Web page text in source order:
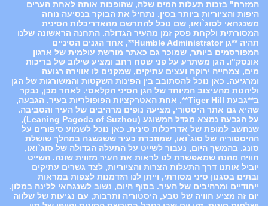
המזרח" בזכות תעלות המים שלה, שהופכות אותה לאחת הערים
היפות והציוריות ביותר בסין. נתחיל את הבוקר בנסיעה נוחה
משנגחאי לסוג`ואו, שם נוכל להתרשם מהאדריכלות הסינית
המסורתית ולקחת פסק זמן מהעיר הגדולה. התחנה הראשונה שלנו
תהיה **גן Humble Administrator**, אחד הגנים הסיניים
המפורסמים ביותר, שמוכר גם כאתר מורשת עולמית של ארגון
אונסק"ו. הגן משתרע על פני שטח רחב ומציע שילוב של בריכות
מים, צמחייה ירוקה ועצים עתיקים, שמקנים לו אווירה רגועה
ומרגיעה. כאן נוכל להסתובב בין הפינות השקטות והמשורגות של הגן
וליהנות מהעיצוב המיוחד של הגן הסיני הקלאסי. לאחר מכן, נבקר
ב**גבעת Tiger Hill**, אחת האטרקציות הפופולריות בעיר. הגבעה,
שהיא גם אתר היסטורי, מציעה נופים מרהיבים של העיר והסביבה.
על הגבעה נמצא מגדל המשוגע (Leaning Pagoda of Suzhou),
שנחשב למופת של אדריכלות סינית. כאן נוכל לשמוע סיפורים על
ההיסטוריה של סוג`ואו, שמוזכרת כעיר ששגשגה במהלך שושלת
סונג. בהמשך היום, נעבור לשייט על התעלה הגדולה של סוג`ואו,
חוויה מהנה שמאפשרת לנו לראות את העיר מזווית שונה. השייט
יוביל אותנו דרך התעלות הצרות והציוריות, לצד גשרים עתיקים
ובתים בסגנון סיני מסורתי, וייתן לנו הזדמנות לצפות במראות
ייחודיים ומרהיבים של העיר. בסוף היום, נשוב לשנגחאי ללינה במלון.
יום זה מציע חוויה של טבע, היסטוריה ותרבות, עם נגיעות של שלווה